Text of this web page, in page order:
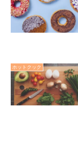
ホットクック